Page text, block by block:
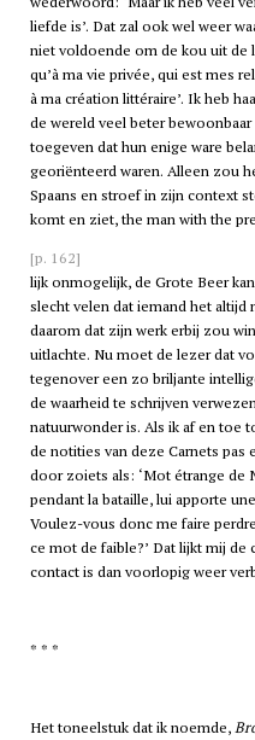
liefde is’. Dat zal ook wel weer
niet voldoende om de kou uit de
qu’à ma vie privée, qui est mes
à ma création littéraire’. Ik heb
de wereld veel beter
toegeven dat hun enige ware
georiënteerd waren. Alleen zou
Spaans en stroef in zijn context
komt en ziet, the man with the
[p. 162]
lijk onmogelijk, de Grote Beer
slecht velen dat iemand het
daarom dat zijn werk erbij zou
uitlachte. Nu moet de lezer dat
tegenover een zo briljante
de waarheid te schrijven
natuurwonder is. Als ik af en toe
de notities van deze Carnets
door zoiets als: ‘Mot étrange de
pendant la bataille, lui apporte
Voulez-vous donc me faire
ce mot de faible?’ Dat lijkt mij
contact is dan voorlopig weer
* * *
Het toneelstuk dat ik noemde,